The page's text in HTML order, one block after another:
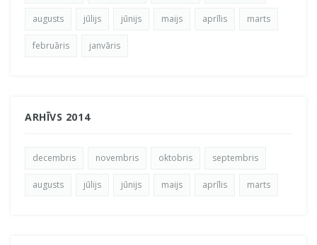
augusts jūlijs jūnijs maijs aprīlis marts
februāris janvāris
ARHĪVS 2014
decembris novembris oktobris septembris
augusts jūlijs jūnijs maijs aprīlis marts